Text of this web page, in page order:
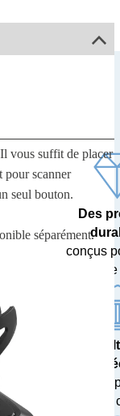
vous suffit de placer
pour scanner
seul bouton.
séparément.
Des
conçus
dans
Des
testés
banques